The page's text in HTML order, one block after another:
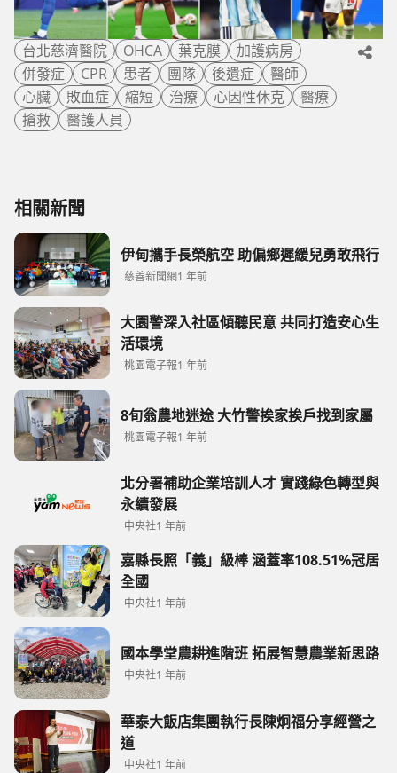
台北慈濟醫院 OHCA 葉克膜
加護病房
併發症
CPR 患者 團隊 後遺症
醫師
心臟
敗血症 縮短 治療 心因性休克
醫療
搶救
醫護人員
相關新聞
伊甸攜手長榮航空 助偏鄉遲緩兒勇敢飛行
慈善新聞網1 年前
大園警深入社區傾聽民意 共同打造安心生
活環境
桃園電子報1 年前
8旬翁農地迷途 大竹警挨家挨戶找到家屬
桃園電子報1 年前
北分署補助企業培訓人才 實踐綠色轉型與
永續發展
中央社1 年前
嘉縣長照「義」級棒 涵蓋率108.51%冠居
全國
中央社1 年前
國本學堂農耕進階班 拓展智慧農業新思路
中央社1 年前
華泰大飯店集團執行長陳炯福分享經營之
道
中央社1 年前